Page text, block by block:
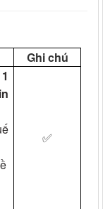
Ghi chú
✅